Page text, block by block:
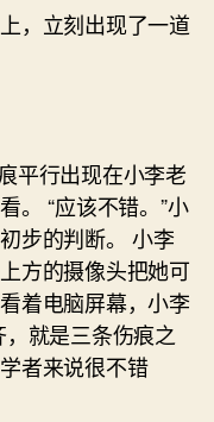
，立刻出现了一道
平行出现在小李老
。 “应该不错。”小
步的判断。 小李
方的摄像头把她可
着电脑屏幕，小李
就是三条伤痕之
者来说很不错